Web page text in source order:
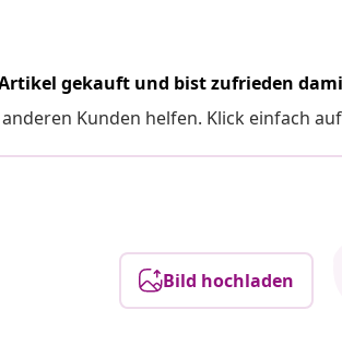
gekauft und bist zufrieden
Kunden helfen. Klick einfach
Bild hochladen